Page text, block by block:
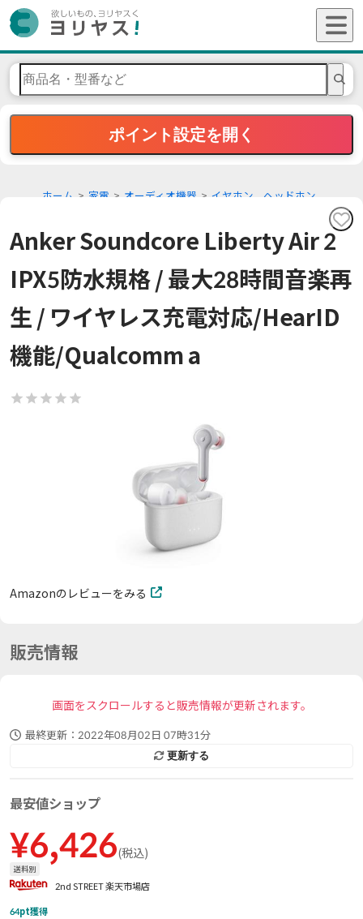
ポイント設定を開く
ホーム 家電 オーディオ機器 イヤホン、ヘッドホン
Anker Soundcore Liberty Air 2
IPX5防水規格 / 最大28時間音楽再
生 / ワイヤレス充電対応/HearID
機能/Qualcomm a
Amazonのレビューをみる
販売情報
画面をスクロールすると販売情報が更新されます。
最終更新： 2022年08月02日 07時31分
更新する
最安値ショップ
¥6,426(税込)
送料別
2nd STREET 楽天市場店
64pt獲得